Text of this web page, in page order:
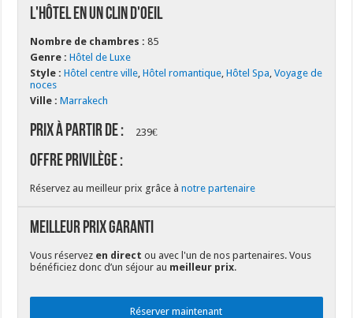
L'hôtel en un clin d'oeil
Nombre de chambres : 85
Genre : Hôtel de Luxe
Style : Hôtel centre ville ,Hôtel romantique ,Hôtel Spa ,Voyage de
noces
Ville : Marrakech
Prix à partir de : 239€
Offre Privilège :
Réservez au meilleur prix grâce ànotre partenaire
Meilleur Prix Garanti
Vous réservez en direct ou avec l'un de nos partenaires. Vous
bénéficiez donc d’un séjour au meilleur prix.
Réserver maintenant